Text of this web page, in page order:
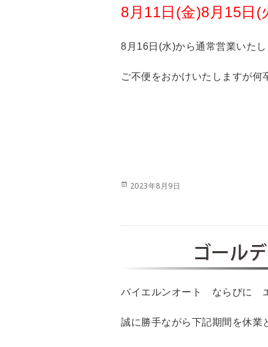
8月11日(金)8月15日(
8月16日(水)から通常営業いたし
ご不便をおかけいたしますが何
投
2023年8月9日
ゴール
バイエルンオート ならびに
誠に勝手ながら下記期間を休業